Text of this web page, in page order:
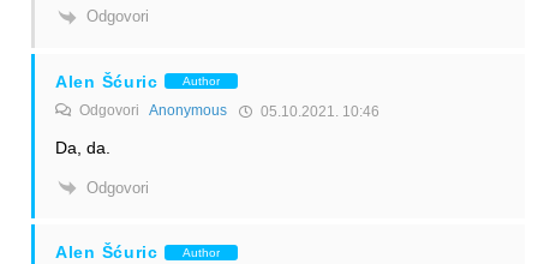
Odgovori
Alen Šćuric Author
Odgovori Anonymous 05.10.2021. 10:46
Da, da.
Odgovori
Alen Šćuric Author